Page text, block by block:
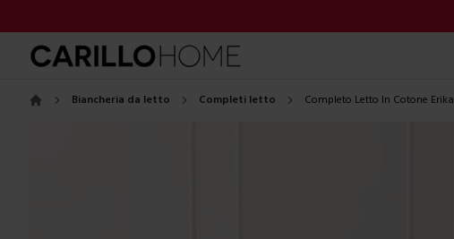
Biancheria da letto Completi letto Completo Letto In Cotone Erika